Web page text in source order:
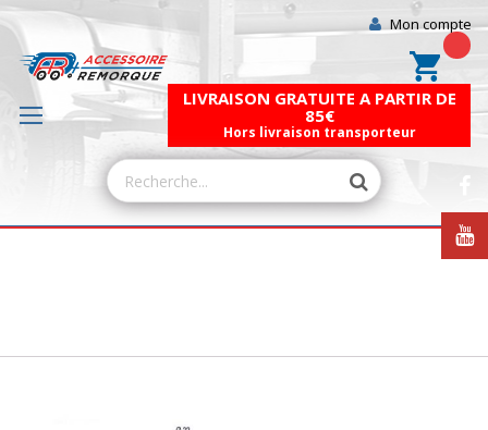
Mon compte
Mon
LIVRAISON GRATUITE A PARTIR DE
85€
Hors livraison transporteur
the